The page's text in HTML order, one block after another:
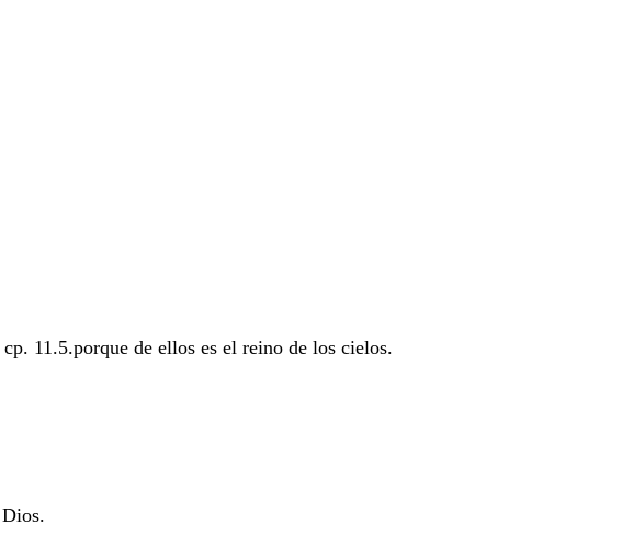
cp. 11.5.porque de ellos es el reino de los cielos.
Dios.